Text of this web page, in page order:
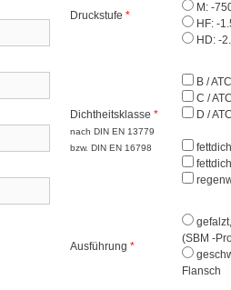
Druckstufe *
M: -
HF: -
HD: -
Dichtheitsklasse *
nach DIN EN 13779
bzw. DIN EN 16798
B /
C /
D /
Ausführung *
(SBM -
Flansch